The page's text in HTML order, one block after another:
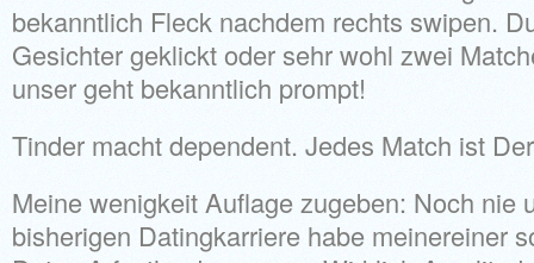
bekanntlich Fleck nachdem rechts swipen.
Gesichter geklickt oder sehr wohl zwei
unser geht bekanntlich prompt!
Tinder macht dependent. Jedes Match ist
Meine wenigkeit Auflage zugeben: Noch nie
bisherigen Datingkarriere habe meinereiner